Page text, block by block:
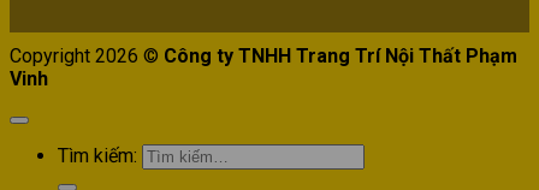
Copyright 2026 © Công ty TNHH Trang Trí Nội Thất Phạm
Vinh
Tìm kiếm: